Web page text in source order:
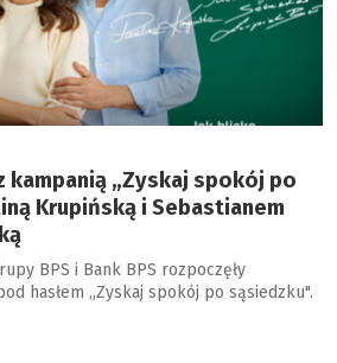
kampanią „Zyskaj spokój po
Krupińską i Sebastianem
BPS i Bank BPS rozpoczęły
hasłem „Zyskaj spokój po sąsiedzku".